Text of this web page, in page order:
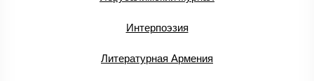
Интерпоэзия
Литературная Армения